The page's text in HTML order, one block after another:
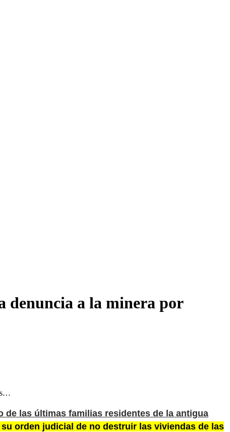
denuncia a la minera por
de las últimas familias residentes de la antigua
orden judicial de no destruir las viviendas de las